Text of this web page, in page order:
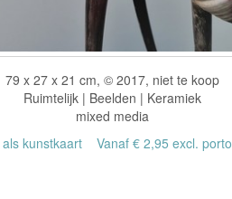
79 x 27 x 21 cm, © 2017, niet te koop
Ruimtelijk | Beelden | Keramiek
mixed media
als kunstkaart Vanaf € 2,95 excl. porto